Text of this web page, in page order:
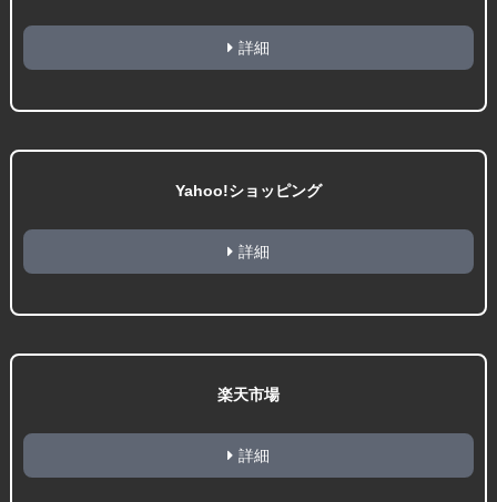
詳細
Yahoo!ショッピング
詳細
楽天市場
詳細